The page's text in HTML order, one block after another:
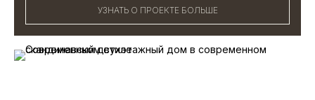
УЗНАТЬ О ПРОЕКТЕ БОЛЬШЕ